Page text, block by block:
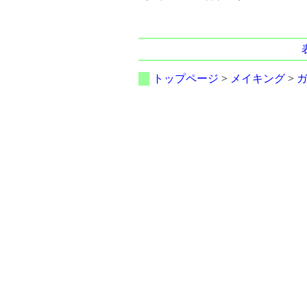
トップページ > メイキング>